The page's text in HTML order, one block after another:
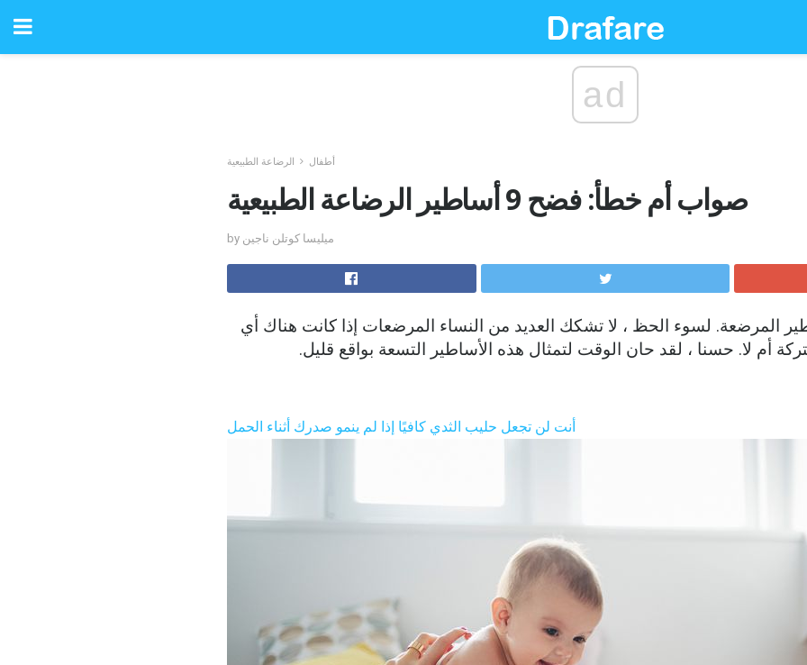
ad
أطفال الرضاعة الطبيعية
صواب أم خطأ: فضح 9 أساطير الرضاعة الطبيعية
by ميليسا كوتلن ناجين
المرضعة. لسوء الحظ ، لا تشكك العديد من النساء المرضعات إذا كانت هناك أي
أم لا. حسنا ، لقد حان الوقت لتمثال هذه الأساطير التسعة بواقع قليل.
أنت لن تجعل حليب الثدي كافيًا إذا لم ينمو صدرك أثناء الحمل